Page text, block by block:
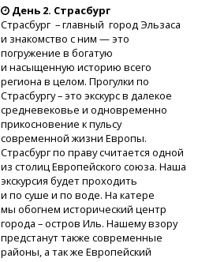
День 2. Страсбург
Страсбург – главный город Эльзаса
и знакомство с ним — это
погружение в богатую
и насыщенную историю всего
региона в целом. Прогулки по
Страсбургу – это экскурс в далекое
средневековье и одновременно
прикосновение к пульсу
современной жизни Европы.
Страсбург по праву считается одной
из столиц Европейского союза. Наша
экскурсия будет проходить
и по суше и по воде. На катере
мы обогнем исторический центр
города – остров Иль. Нашему взору
предстанут также современные
районы, а так же Европейский